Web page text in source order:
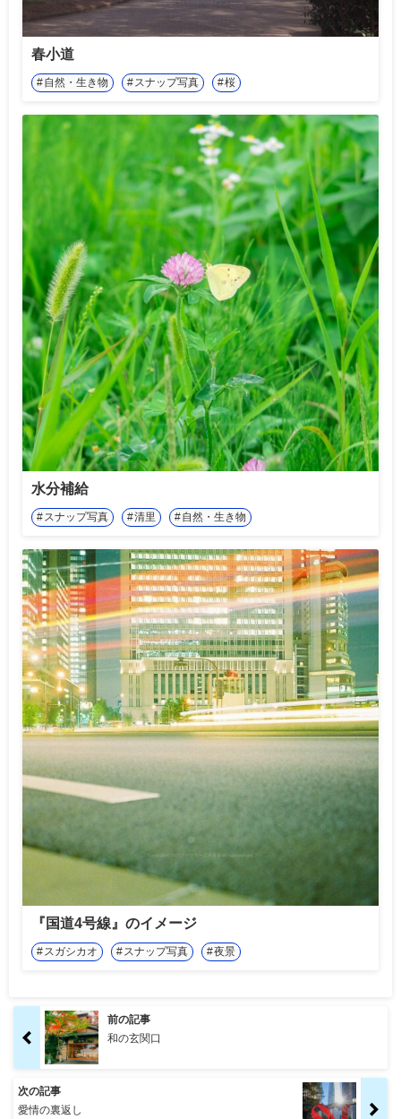
春小道
自然・生き物 スナップ写真 桜
水分補給
スナップ写真 清里 自然・生き物
『国道4号線』のイメージ
スガシカオ スナップ写真 夜景
前の記事
和の玄関口
次の記事
愛情の裏返し